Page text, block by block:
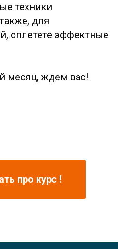
техники
для
сплетете эффектные
месяц, ждем вас!
про курс !